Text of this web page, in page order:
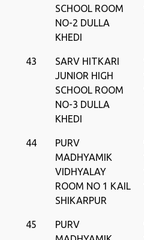
SCHOOL ROOM
NO-2 DULLA
KHEDI
43
SARV HITKARI
JUNIOR HIGH
SCHOOL ROOM
NO-3 DULLA
KHEDI
44
PURV
MADHYAMIK
VIDHYALAY
ROOM NO 1 KAIL
SHIKARPUR
45
PURV